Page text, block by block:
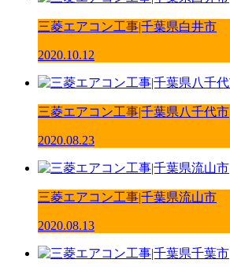
三菱エアコン工事|千葉県白井市
2020.10.12
三菱エアコン工事|千葉県八千代市
2020.08.23
三菱エアコン工事|千葉県流山市
2020.08.13